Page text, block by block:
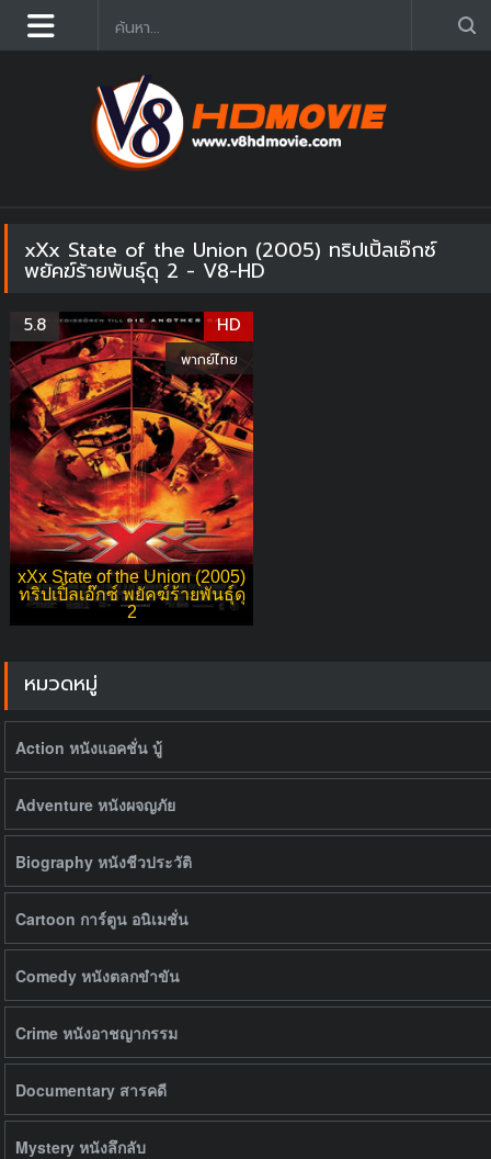
ดูหนังออนไลน์ฟรี 2025 อัฟเดตใหม่ก่อนใคร คมชัด HD
xXx State of the Union (2005) ทริปเปิ้ลเอ๊กซ์
พยัคฆ์ร้ายพันธุ์ดุ 2 - V8-HD
xXx State of the Union (2005)
ทริปเปิ้ลเอ๊กซ์ พยัคฆ์ร้ายพันธุ์ดุ
2
5.8 HD
พากย์ไทย
หมวดหมู่
Action หนังแอคชั่น บู้
Adventure หนังผจญภัย
Biography หนังชีวประวัติ
Cartoon การ์ตูน อนิเมชั่น
Comedy หนังตลกขำขัน
Crime หนังอาชญากรรม
Documentary สารคดี
Mystery หนังลึกลับ